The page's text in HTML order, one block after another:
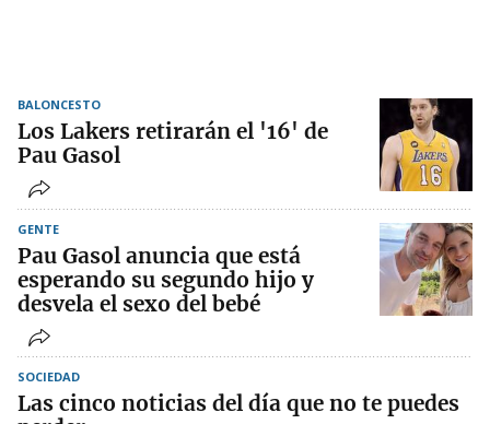
BALONCESTO
Los Lakers retirarán el '16' de
Pau Gasol
GENTE
Pau Gasol anuncia que está
esperando su segundo hijo y
desvela el sexo del bebé
SOCIEDAD
Las cinco noticias del día que no te puedes